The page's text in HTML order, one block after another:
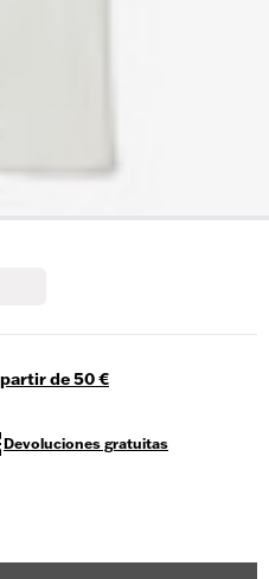
de 50 €
Devoluciones gratuitas